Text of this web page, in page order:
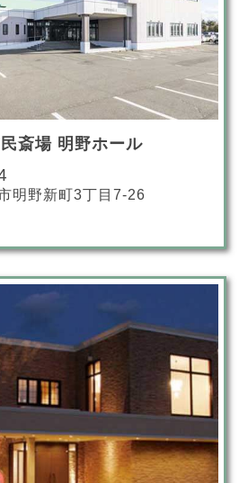
斎場 明野ホール
明野新町3丁目7-26